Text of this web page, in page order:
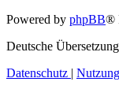
Powered by phpBB®
Deutsche
Datenschutz |